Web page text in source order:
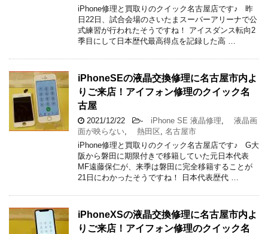
iPhone修理と買取りのクイック名古屋店です♪ 昨
日22日、試合会場のさいたまスーパーアリーナで公
式練習が行われたそうですね！ アイスダンス転向2
季目にして日本歴代最高得点を記録した高 …
iPhoneSEの液晶交換修理に名古屋市内よ
りご来店！アイフォン修理のクイック名
古屋
2021/12/22 - iPhone SE 液晶修理
液晶画
面が映らない
熱田区 名古屋市
iPhone修理と買取りのクイック名古屋店です♪ G大
阪から磐田に期限付きで移籍していた元日本代表
MF遠藤保仁が、来季は磐田に完全移籍することが
21日にわかったそうですね！ 日本代表歴代 …
iPhoneXSの液晶交換修理に名古屋市内よ
りご来店！アイフォン修理のクイック名